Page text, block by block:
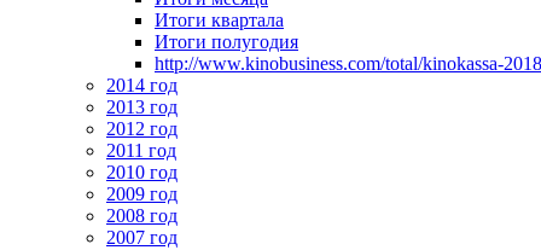
Итоги квартала
Итоги полугодия
http://www.kinobusiness.com/total/kinokassa-
2014 год
2013 год
2012 год
2011 год
2010 год
2009 год
2008 год
2007 год